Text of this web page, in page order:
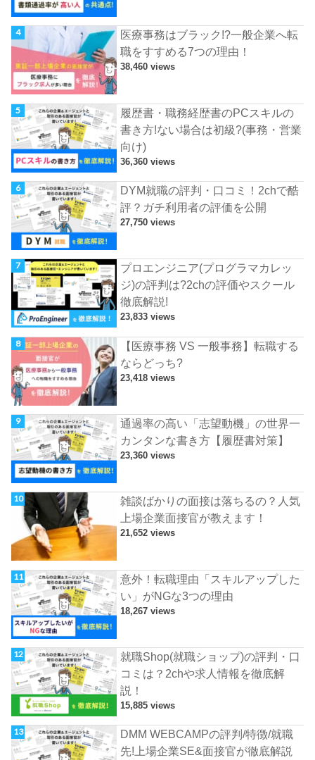
医療事務はブラック!?一般企業へ転
職をすすめる7つの理由！
38,460 views
履歴書・職務経歴書のPCスキルの
書き方!ない場合は初級?(事務・営業
向け)
36,360 views
DYM就職の評判・口コミ！2chで酷
評？ガチ利用者の評価を公開
27,750 views
プロエンジニア(プログラマカレッ
ジ)の評判は?2chの評価やスクール
徹底解説!
23,833 views
【医療事務 VS 一般事務】転職する
ならどっち?
23,418 views
通過率の高い「志望動機」の世界一
カンタンな書き方【履歴書対策】
23,360 views
雑談ばかりの面接は落ちるの？人気
上場企業面接官が教えます！
21,652 views
意外！転職理由「スキルアップした
い」がNGな3つの理由
18,267 views
就職Shop(就職ショップ)の評判・口
コミは？2chや求人情報を徹底解
説！
15,885 views
DMM WEBCAMPの評判/特徴/就職
先!上場企業SE&面接官が徹底解説